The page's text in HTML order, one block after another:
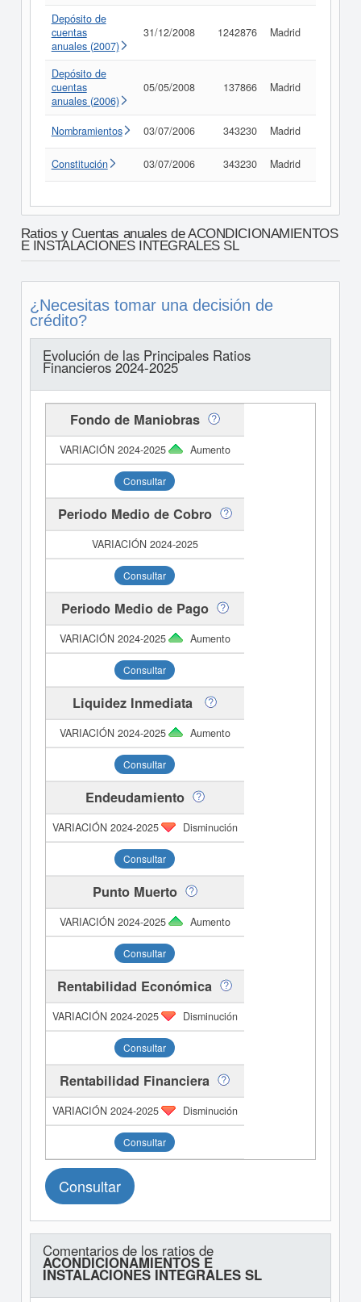
Depósito de
cuentas
anuales (2007)
31/12/2008 1242876 Madrid
Depósito de
cuentas
anuales (2006)
05/05/2008 137866 Madrid
Nombramientos 03/07/2006 343230 Madrid
Constitución 03/07/2006 343230 Madrid
Ratios y Cuentas anuales de ACONDICIONAMIENTOS
E INSTALACIONES INTEGRALES SL
¿Necesitas tomar una decisión de
crédito?
Evolución de las Principales Ratios
Financieros 2024-2025
Fondo de Maniobras
Aumento
Consultar
Periodo Medio de Cobro
Consultar
Periodo Medio de Pago
Aumento
Consultar
Liquidez Inmediata
Aumento
Consultar
Endeudamiento
Disminución
Consultar
Punto Muerto
Aumento
Consultar
Rentabilidad Económica
Disminución
Consultar
Rentabilidad Financiera
Disminución
Consultar
Consultar
Comentarios de los ratios de
ACONDICIONAMIENTOS E
INSTALACIONES INTEGRALES SL